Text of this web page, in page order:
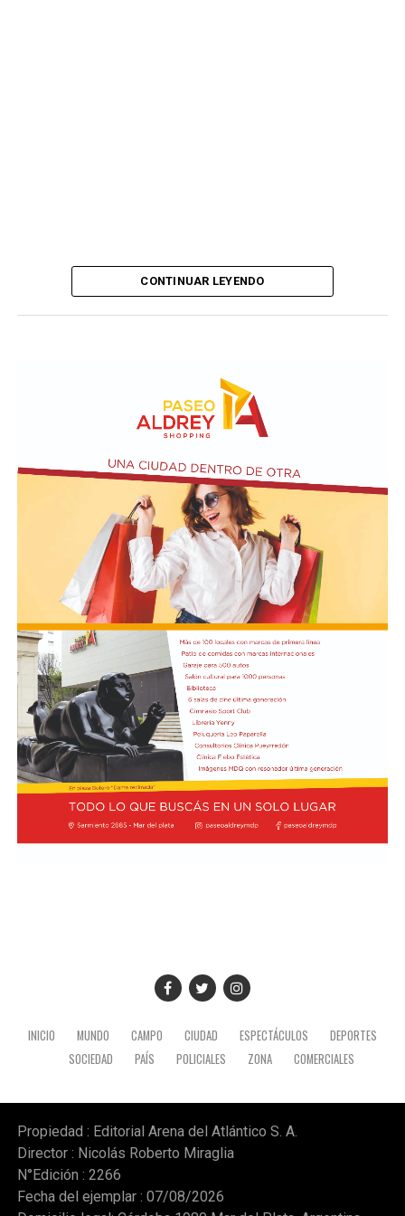
CONTINUAR LEYENDO
INICIO MUNDO CAMPO CIUDAD ESPECTÁCULOS
DEPORTES
SOCIEDAD
PAÍS POLICIALES ZONA COMERCIALES
Propiedad : Editorial Arena del Atlántico S. A.
Director : Nicolás Roberto Miraglia
N°Edición : 2266
Fecha del ejemplar : 07/08/2026